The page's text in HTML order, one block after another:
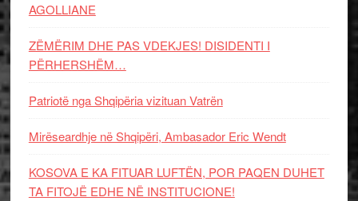
AGOLLIANE
ZËMËRIM DHE PAS VDEKJES! DISIDENTI I
PËRHERSHËM…
Patriotë nga Shqipëria vizituan Vatrën
Mirëseardhje në Shqipëri, Ambasador Eric Wendt
KOSOVA E KA FITUAR LUFTËN, POR PAQEN DUHET
TA FITOJË EDHE NË INSTITUCIONE!